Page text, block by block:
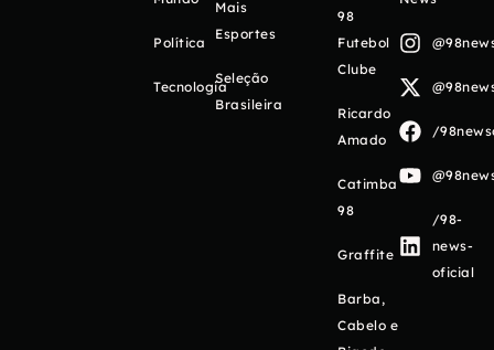
Política
Tecnologia
Mais
Esportes
Seleção
Brasileira
98
Futebol
Clube
Ricardo
Amado
Catimba
98
Graffite
Barba,
Cabelo e
/
/98-
news-
oficial